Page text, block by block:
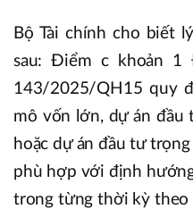
Bộ Tài chính cho biết
sau: Điểm c khoản
143/2025/QH15 quy
mô vốn lớn, dự án đầu
hoặc dự án đầu tư
phù hợp với định
trong từng thời kỳ theo